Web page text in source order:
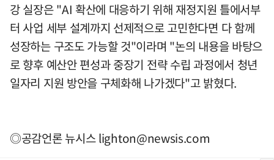
강 실장은 "AI 확산에 대응하기 위해 재정지원 틀에서부
터 사업 세부 설계까지 선제적으로 고민한다면 다 함께
성장하는 구조도 가능할 것"이라며 "논의 내용을 바탕으
로 향후 예산안 편성과 중장기 전략 수립 과정에서 청년
일자리 지원 방안을 구체화해 나가겠다"고 밝혔다.
◎공감언론 뉴시스lighton@newsis.com